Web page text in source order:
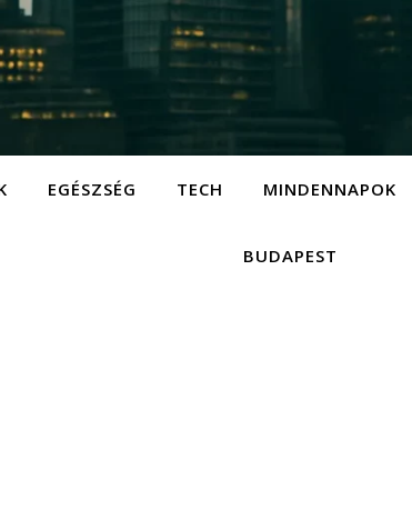
EGÉSZSÉG TECH MINDENNAPOK
BUDAPEST